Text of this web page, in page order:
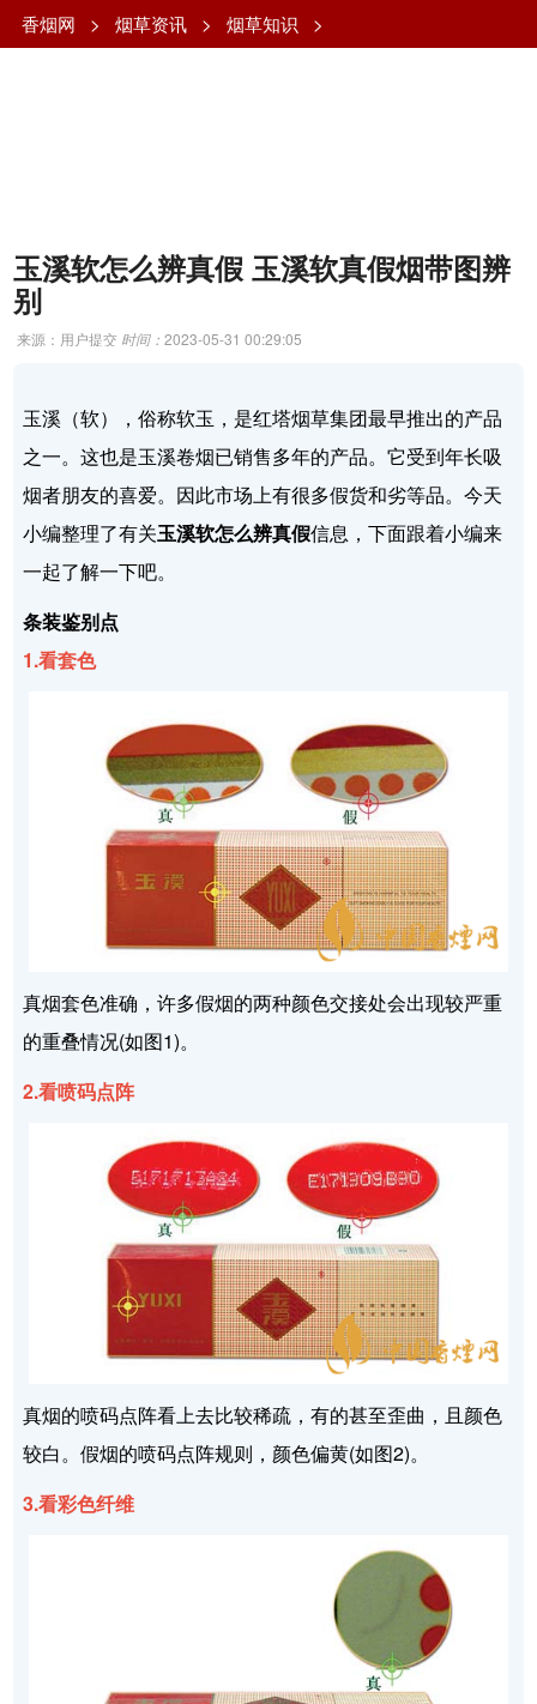
香烟网 > 烟草资讯 > 烟草知识 >
玉溪软怎么辨真假 玉溪软真假烟带图辨
别
来源：用户提交 时间：2023-05-31 00:29:05
玉溪（软），俗称软玉，是红塔烟草集团最早推出的产品
之一。这也是玉溪卷烟已销售多年的产品。它受到年长吸
烟者朋友的喜爱。因此市场上有很多假货和劣等品。今天
小编整理了有关玉溪软怎么辨真假信息，下面跟着小编来
一起了解一下吧。
条装鉴别点
1.看套色
真烟套色准确，许多假烟的两种颜色交接处会出现较严重
的重叠情况(如图1)。
2.看喷码点阵
真烟的喷码点阵看上去比较稀疏，有的甚至歪曲，且颜色
较白。假烟的喷码点阵规则，颜色偏黄(如图2)。
3.看彩色纤维